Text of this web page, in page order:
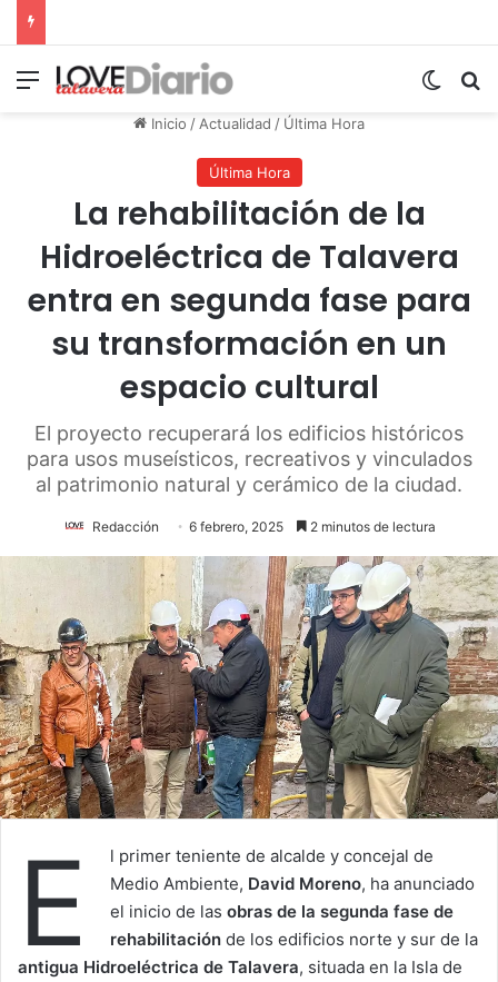
Menú
Inicio /Actualidad / Última Hora
Última Hora
La rehabilitación de la
Hidroeléctrica de Talavera
entra en segunda fase para
su transformación en un
espacio cultural
El proyecto recuperará los edificios históricos
para usos museísticos, recreativos y vinculados
al patrimonio natural y cerámico de la ciudad.
Redacción 6 febrero, 2025 2 minutos de lectura
E
l primer teniente de alcalde y concejal de
Medio Ambiente, David Moreno, ha anunciado
el inicio de las obras de la segunda fase de
rehabilitación de los edificios norte y sur de la
antigua Hidroeléctrica de Talavera, situada en la Isla de